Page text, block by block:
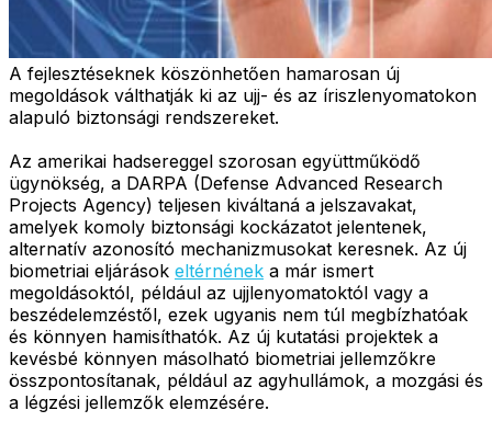
A fejlesztéseknek köszönhetően hamarosan új
megoldások válthatják ki az ujj- és az íriszlenyomatokon
alapuló biztonsági rendszereket.
Az amerikai hadsereggel szorosan együttműködő
ügynökség, a DARPA (Defense Advanced Research
Projects Agency) teljesen kiváltaná a jelszavakat,
amelyek komoly biztonsági kockázatot jelentenek,
alternatív azonosító mechanizmusokat keresnek. Az új
biometriai eljárások eltérnének a már ismert
megoldásoktól, például az ujjlenyomatoktól vagy a
beszédelemzéstől, ezek ugyanis nem túl megbízhatóak
és könnyen hamisíthatók. Az új kutatási projektek a
kevésbé könnyen másolható biometriai jellemzőkre
összpontosítanak, például az agyhullámok, a mozgási és
a légzési jellemzők elemzésére.